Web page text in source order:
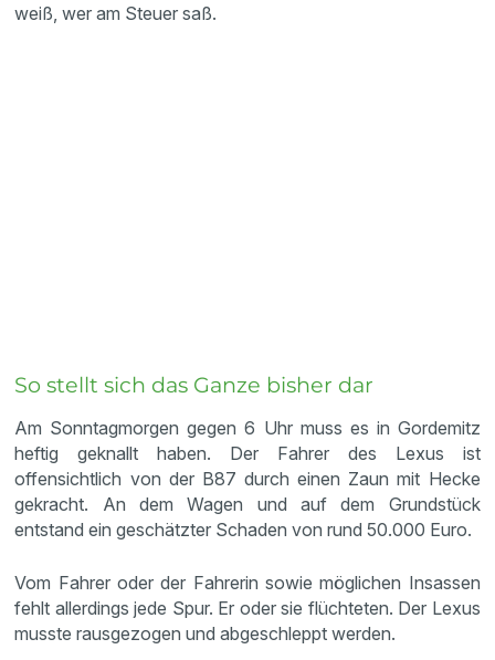
weiß, wer am Steuer saß.
So stellt sich das Ganze bisher dar
Am Sonntagmorgen gegen 6 Uhr muss es in Gordemitz
heftig geknallt haben. Der Fahrer des Lexus ist
offensichtlich von der B87 durch einen Zaun mit Hecke
gekracht. An dem Wagen und auf dem Grundstück
entstand ein geschätzter Schaden von rund 50.000 Euro.
Vom Fahrer oder der Fahrerin sowie möglichen Insassen
fehlt allerdings jede Spur. Er oder sie flüchteten. Der Lexus
musste rausgezogen und abgeschleppt werden.